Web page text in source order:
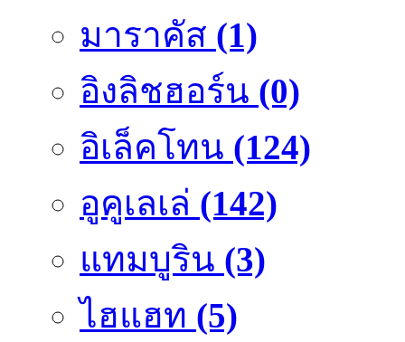
มาราคัส (1)
อิงลิชฮอร์น (0)
อิเล็คโทน (124)
อูคูเลเล่ (142)
แทมบูริน (3)
ไฮแฮท (5)